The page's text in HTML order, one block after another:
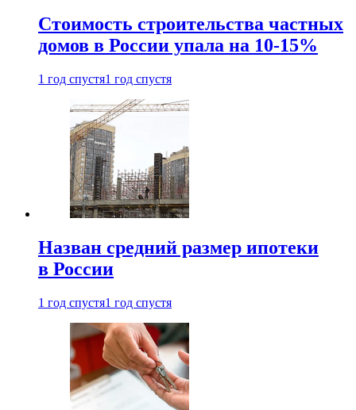
Стоимость строительства частных
домов в России упала на 10-15%
1 год спустя1 год спустя
Назван средний размер ипотеки
в России
1 год спустя1 год спустя